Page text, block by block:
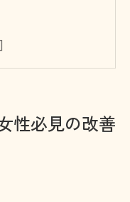
活用法の解説
い専門相談の活
性必見の改善